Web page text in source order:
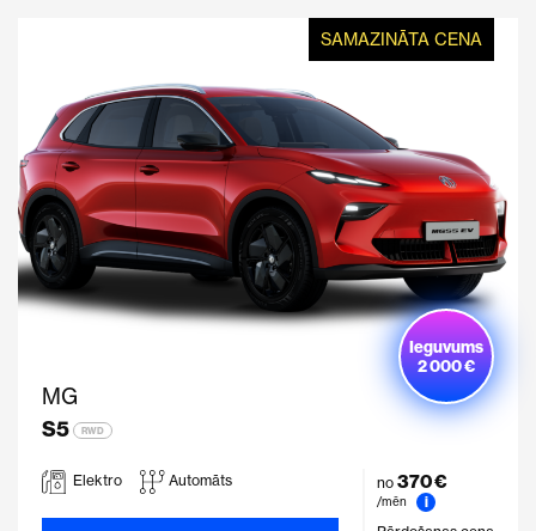
SAMAZINĀTA CENA
MG
S5
RWD
Ieguvums
2 000 €
Elektro Automāts no 370 €
/mēn
i